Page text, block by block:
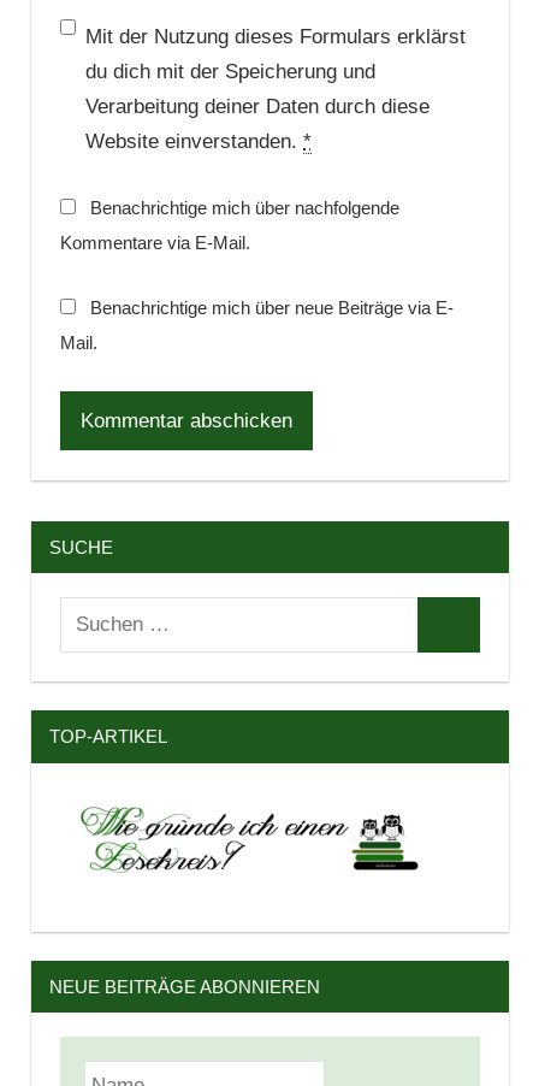
Mit der Nutzung dieses Formulars erklärst
du dich mit der Speicherung und
Verarbeitung deiner Daten durch diese
Website einverstanden. *
Benachrichtige mich über nachfolgende
Kommentare via E-Mail.
Benachrichtige mich über neue Beiträge via E-
Mail.
SUCHE
Suchen
TOP-ARTIKEL
NEUE BEITRÄGE ABONNIEREN